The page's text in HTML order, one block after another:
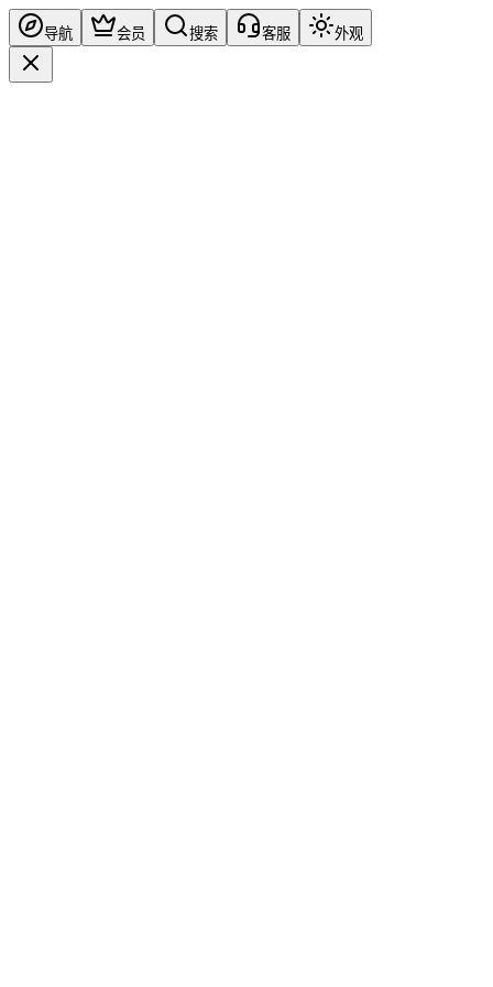
导航 会员 搜索 客服 外观